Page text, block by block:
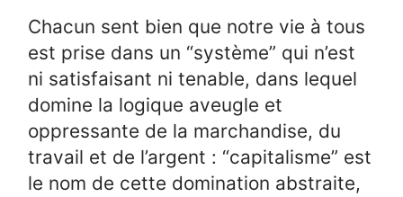
Chacun sent bien que notre vie à tous
est prise dans un “système” qui n’est
ni satisfaisant ni tenable, dans lequel
domine la logique aveugle et
oppressante de la marchandise, du
travail et de l’argent : “capitalisme” est
le nom de cette domination abstraite,